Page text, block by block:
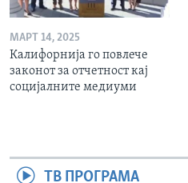
МАРТ 14, 2025
Калифорнија го повлече
законот за отчетност кај
социјалните медиуми
ТВ ПРОГРАМА